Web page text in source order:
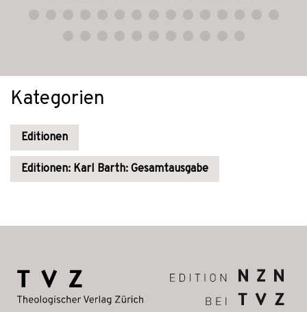
Kategorien
Editionen
Editionen: Karl Barth: Gesamtausgabe